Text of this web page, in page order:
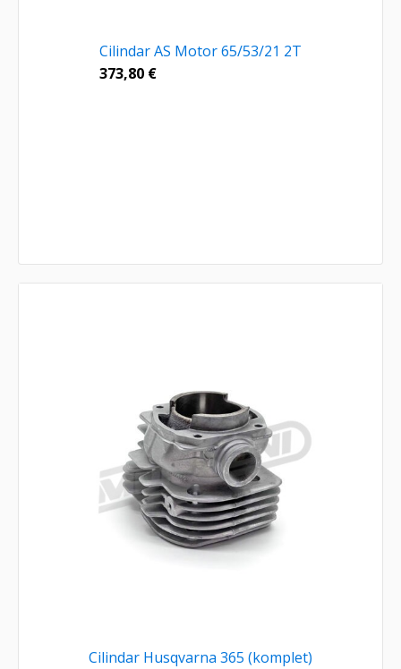
Cilindar AS Motor 65/53/21 2T
373,80 €
Cilindar Husqvarna 365 (komplet)